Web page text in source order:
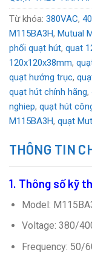
Từ khóa: 380VAC,
M115BA3H, Mutual
phối quạt hút, quat
120x120x38mm,
quạt hướng trục,
quạt hút chính hãng,
nghiep, quạt hút
M115BA3H, quạt
THÔNG TIN
1. Thông số kỹ
Model:
Voltage: 380/
Frequency: 50/